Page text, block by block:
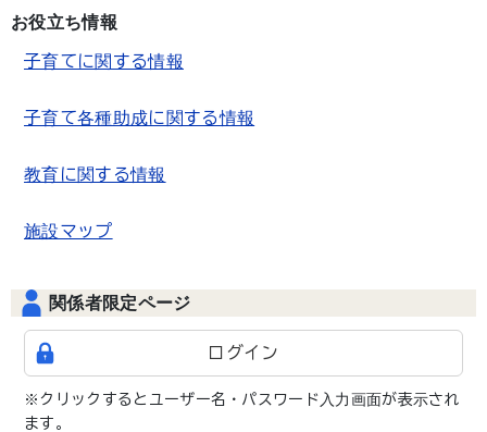
お役立ち情報
子育てに関する情報
子育て各種助成に関する情報
教育に関する情報
施設マップ
関係者限定ページ
ログイン
※クリックするとユーザー名・パスワード入力画面が表示され
ます。